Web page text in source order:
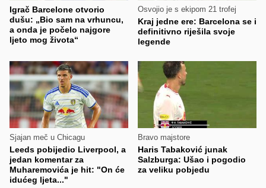
Igrač Barcelone otvorio
dušu: „Bio sam na vrhuncu,
a onda je počelo najgore
ljeto mog života“
Osvojio je s ekipom 21 trofej
Kraj jedne ere: Barcelona se i
definitivno riješila svoje
legende
Sjajan meč u Chicagu
Leeds pobijedio Liverpool, a
jedan komentar za
Muharemovića je hit: "On će
idućeg ljeta..."
Bravo majstore
Haris Tabaković junak
Salzburga: Ušao i pogodio
za veliku pobjedu